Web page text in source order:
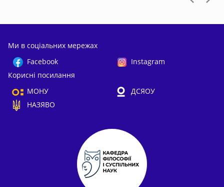
Ми в соціальних мережах
Facebook
Instagram
Корисні посилання
МОНУ
ДСЯОУ
НАЗЯВО